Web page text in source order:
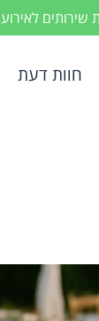
שירותים לאירוע
חוות דעת